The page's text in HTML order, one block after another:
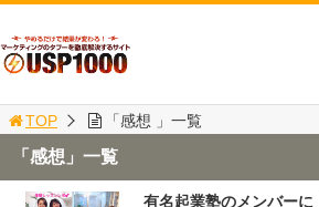
TOP 「感想 」一覧
「感想」一覧
有名起業塾のメンバーに